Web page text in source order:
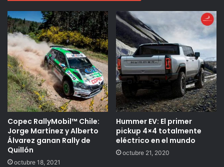
Copec RallyMobil™ Chile:
Jorge Martínez y Alberto
Álvarez ganan Rally de
Quillón
octubre 18, 2021
Hummer EV: El primer
pickup 4×4 totalmente
eléctrico en el mundo
octubre 21, 2020